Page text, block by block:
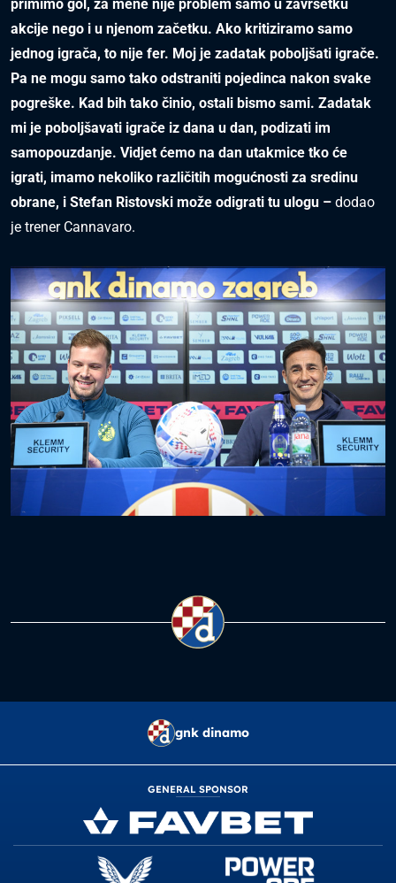
primimo gol, za mene nije problem samo u završetku
akcije nego i u njenom začetku. Ako kritiziramo samo
jednog igrača, to nije fer. Moj je zadatak poboljšati igrače.
Pa ne mogu samo tako odstraniti pojedinca nakon svake
pogreške. Kad bih tako činio, ostali bismo sami. Zadatak
mi je poboljšavati igrače iz dana u dan, podizati im
samopouzdanje. Vidjet ćemo na dan utakmice tko će
igrati, imamo nekoliko različitih mogućnosti za sredinu
obrane, i Stefan Ristovski može odigrati tu ulogu – dodao
je trener Cannavaro.
gnk dinamo
GENERAL SPONSOR